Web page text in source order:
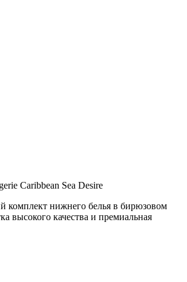
Caribbean Sea Desire
комплект нижнего белья в бирюзовом
высокого качества и премиальная